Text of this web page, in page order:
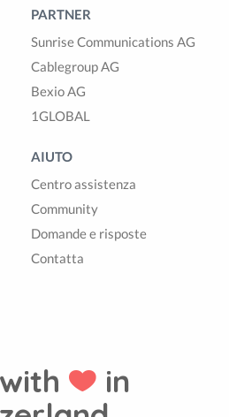
PARTNER
Sunrise Communications AG
Cablegroup AG
Bexio AG
1GLOBAL
AIUTO
Centro assistenza
Community
Domande e risposte
Contatta
in